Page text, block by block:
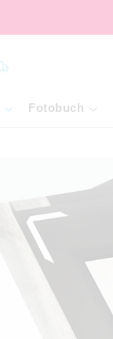
Fotobuch